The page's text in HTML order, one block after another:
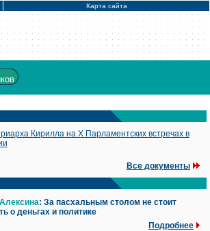
Карта сайта
Кирилла на X Парламентских встречах в
Все документы
: За пасхальным столом не стоит
о деньгах и политике
Подробнее